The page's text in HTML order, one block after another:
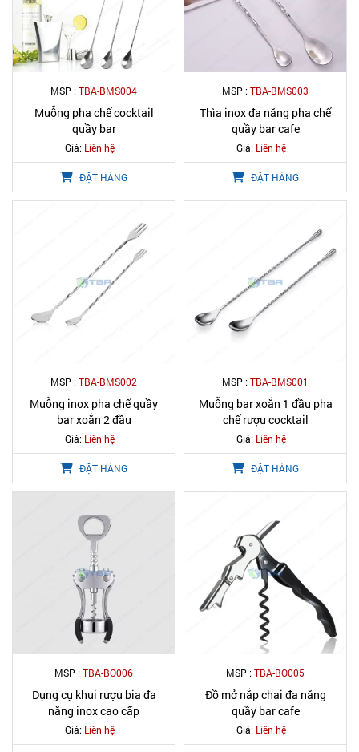
MSP :TBA-BMS004
Muỗng pha chế cocktail
quầy bar
Giá: Liên hệ
ĐẶT HÀNG
MSP :TBA-BMS003
Thìa inox đa năng pha chế
quầy bar cafe
Giá: Liên hệ
ĐẶT HÀNG
MSP :TBA-BMS002
Muỗng inox pha chế quầy
bar xoắn 2 đầu
Giá: Liên hệ
ĐẶT HÀNG
MSP :TBA-BMS001
Muỗng bar xoắn 1 đầu pha
chế rượu cocktail
Giá: Liên hệ
ĐẶT HÀNG
MSP :TBA-BO006
Dụng cụ khui rượu bia đa
năng inox cao cấp
Giá: Liên hệ
MSP :TBA-BO005
Đồ mở nắp chai đa năng
quầy bar cafe
Giá: Liên hệ